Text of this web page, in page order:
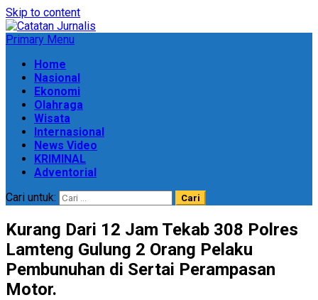
Skip to content
Primary Menu
Home
Nasional
Ekonomi
Olahraga
Wisata
Internasional
News Video
KRIMINAL
Adventorial
Cari untuk:
Kurang Dari 12 Jam Tekab 308 Polres
Lamteng Gulung 2 Orang Pelaku
Pembunuhan di Sertai Perampasan
Motor.